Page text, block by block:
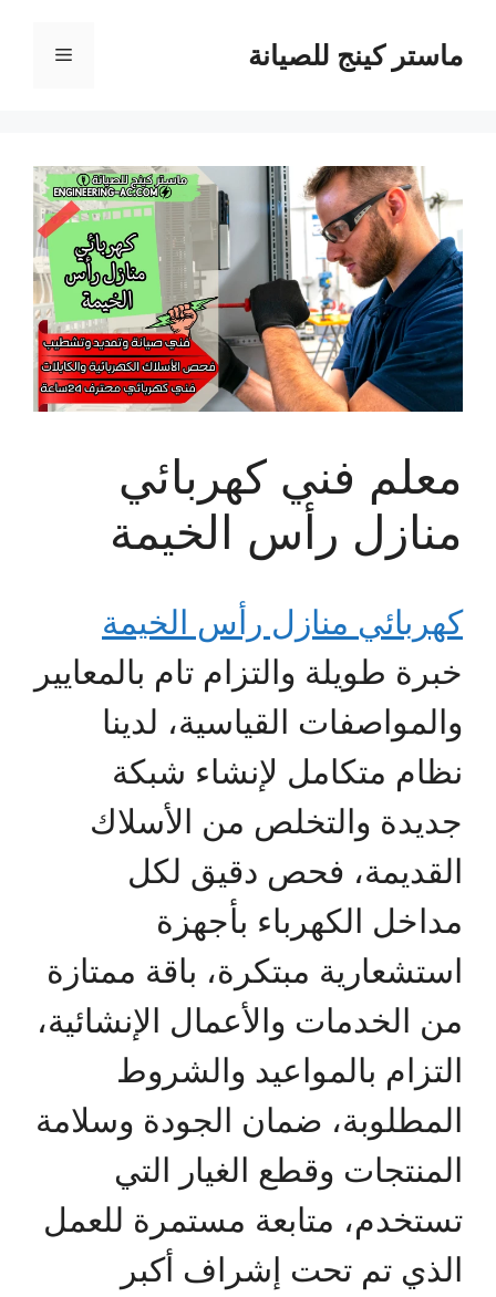
المحتوىماستر كينج للصيانة القائمة
معلم فني كهربائي
منازل رأس الخيمة
كهربائي منازل رأس الخيمة
خبرة طويلة والتزام تام بالمعايير
والمواصفات القياسية، لدينا
نظام متكامل لإنشاء شبكة
جديدة والتخلص من الأسلاك
القديمة، فحص دقيق لكل
مداخل الكهرباء بأجهزة
استشعارية مبتكرة، باقة ممتازة
من الخدمات والأعمال الإنشائية،
التزام بالمواعيد والشروط
المطلوبة، ضمان الجودة وسلامة
المنتجات وقطع الغيار التي
تستخدم، متابعة مستمرة للعمل
الذي تم تحت إشراف أكبر